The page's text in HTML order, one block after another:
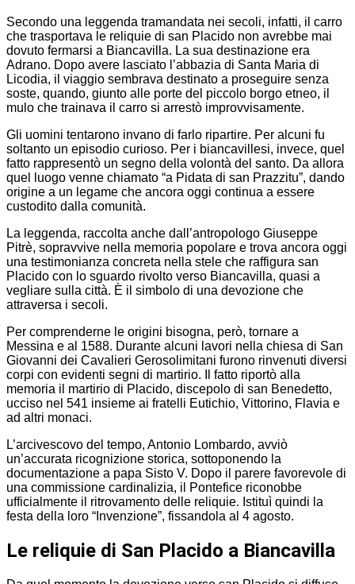
Secondo una leggenda tramandata nei secoli, infatti, il carro
che trasportava le reliquie di san Placido non avrebbe mai
dovuto fermarsi a Biancavilla. La sua destinazione era
Adrano. Dopo avere lasciato l’abbazia di Santa Maria di
Licodia, il viaggio sembrava destinato a proseguire senza
soste, quando, giunto alle porte del piccolo borgo etneo, il
mulo che trainava il carro si arrestò improvvisamente.
Gli uomini tentarono invano di farlo ripartire. Per alcuni fu
soltanto un episodio curioso. Per i biancavillesi, invece, quel
fatto rappresentò un segno della volontà del santo. Da allora
quel luogo venne chiamato “a Pidata di san Prazzitu”, dando
origine a un legame che ancora oggi continua a essere
custodito dalla comunità.
La leggenda, raccolta anche dall’antropologo Giuseppe
Pitrè, sopravvive nella memoria popolare e trova ancora oggi
una testimonianza concreta nella stele che raffigura san
Placido con lo sguardo rivolto verso Biancavilla, quasi a
vegliare sulla città. È il simbolo di una devozione che
attraversa i secoli.
Per comprenderne le origini bisogna, però, tornare a
Messina e al 1588. Durante alcuni lavori nella chiesa di San
Giovanni dei Cavalieri Gerosolimitani furono rinvenuti diversi
corpi con evidenti segni di martirio. Il fatto riportò alla
memoria il martirio di Placido, discepolo di san Benedetto,
ucciso nel 541 insieme ai fratelli Eutichio, Vittorino, Flavia e
ad altri monaci.
L’arcivescovo del tempo, Antonio Lombardo, avviò
un’accurata ricognizione storica, sottoponendo la
documentazione a papa Sisto V. Dopo il parere favorevole di
una commissione cardinalizia, il Pontefice riconobbe
ufficialmente il ritrovamento delle reliquie. Istituì quindi la
festa della loro “Invenzione”, fissandola al 4 agosto.
Le reliquie di San Placido a Biancavilla